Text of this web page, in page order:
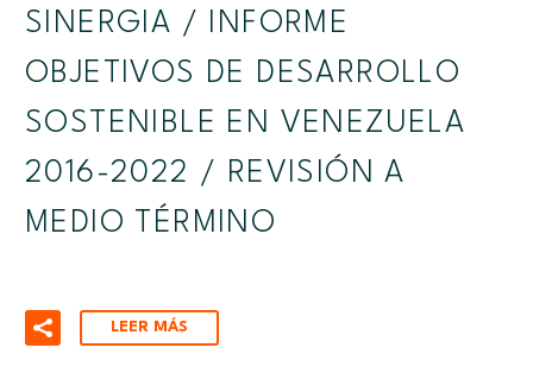
SINERGIA / INFORME
OBJETIVOS DE DESARROLLO
SOSTENIBLE EN VENEZUELA
2016-2022 / REVISIÓN A
MEDIO TÉRMINO
LEER MÁS